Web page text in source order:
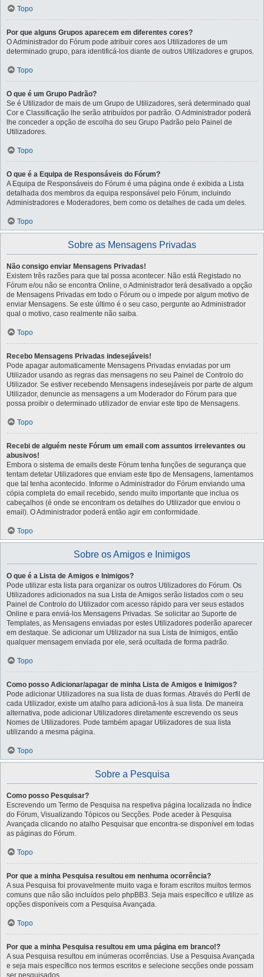
Topo
Por que alguns Grupos aparecem em diferentes cores?
O Administrador do Fórum pode atribuir cores aos Utilizadores de um
determinado grupo, para identificá-los diante de outros Utilizadores e grupos.
Topo
O que é um Grupo Padrão?
Se é Utilizador de mais de um Grupo de Utilizadores, será determinado qual
Cor e Classificação lhe serão atribuídos por padrão. O Administrador poderá
lhe conceder a opção de escolha do seu Grupo Padrão pelo Painel de
Utilizadores.
Topo
O que é a Equipa de Responsáveis do Fórum?
A Equipa de Responsáveis do Fórum é uma página onde é exibida a Lista
detalhada dos membros da equipa responsável pelo Fórum, incluindo
Administradores e Moderadores, bem como os detalhes de cada um deles.
Topo
Sobre as Mensagens Privadas
Não consigo enviar Mensagens Privadas!
Existem três razões para que tal possa acontecer: Não está Registado no
Fórum e/ou não se encontra Online, o Administrador terá desativado a opção
de Mensagens Privadas em todo o Fórum ou o impede por algum motivo de
enviar Mensagens. Se este último é o seu caso, pergunte ao Administrador
qual o motivo, caso realmente não saiba.
Topo
Recebo Mensagens Privadas indesejáveis!
Pode apagar automaticamente Mensagens Privadas enviadas por um
Utilizador usando as regras das mensagens no seu Painel de Controlo do
Utilizador. Se estiver recebendo Mensagens indesejáveis por parte de algum
Utilizador, denuncie as mensagens a um Moderador do Fórum para que
possa proibir o determinado utilizador de enviar este tipo de Mensagens.
Topo
Recebi de alguém neste Fórum um email com assuntos irrelevantes ou
abusivos!
Embora o sistema de emails deste Fórum tenha funções de segurança que
tentam detetar Utilizadores que enviam este tipo de Mensagens, lamentamos
que tal tenha acontecido. Informe o Administrador do Fórum enviando uma
cópia completa do email recebido, sendo muito importante que inclua os
cabeçalhos (é onde se encontram os detalhes do Utilizador que enviou o
email). O Administrador poderá então agir em conformidade.
Topo
Sobre os Amigos e Inimigos
O que é a Lista de Amigos e Inimigos?
Pode utilizar esta lista para organizar os outros Utilizadores do Fórum. Os
Utilizadores adicionados na sua Lista de Amigos serão listados com o seu
Painel de Controlo do Utilizador com acesso rápido para ver seus estados
Online e para enviá-los Mensagens Privadas. Se solicitar ao Suporte de
Templates, as Mensagens enviadas por estes Utilizadores poderão aparecer
em destaque. Se adicionar um Utilizador na sua Lista de Inimigos, então
qualquer mensagem enviada por ele, será ocultada de forma padrão.
Topo
Como posso Adicionar/apagar de minha Lista de Amigos e Inimigos?
Pode adicionar Utilizadores na sua lista de duas formas. Através do Perfil de
cada Utilizador, existe um atalho para adicioná-los à sua lista. De maneira
alternativa, pode adicionar Utilizadores diretamente escrevendo os seus
Nomes de Utilizadores. Pode também apagar Utilizadores de sua lista
utilizando a mesma página.
Topo
Sobre a Pesquisa
Como posso Pesquisar?
Escrevendo um Termo de Pesquisa na respetiva página localizada no Índice
do Fórum, Visualizando Tópicos ou Secções. Pode aceder à Pesquisa
Avançada clicando no atalho Pesquisar que encontra-se disponível em todas
as páginas do Fórum.
Topo
Por que a minha Pesquisa resultou em nenhuma ocorrência?
A sua Pesquisa foi provavelmente muito vaga e foram escritos muitos termos
comuns que não são incluídos pelo phpBB3. Seja mais específico e utilize as
opções disponíveis com a Pesquisa Avançada.
Topo
Por que a minha Pesquisa resultou em uma página em branco!?
A sua Pesquisa resultou em inúmeras ocorrências. Use a Pesquisa Avançada
e seja mais específico nos termos escritos e selecione secções onde possam
ser pesquisados.